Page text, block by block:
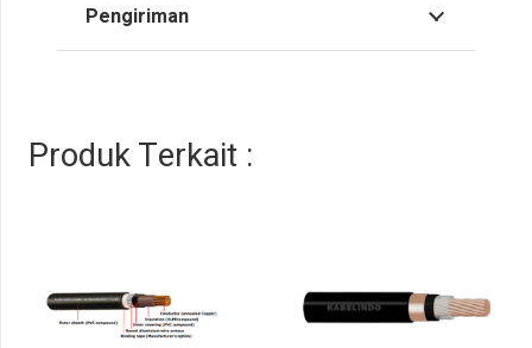
Pengiriman
Produk Terkait :